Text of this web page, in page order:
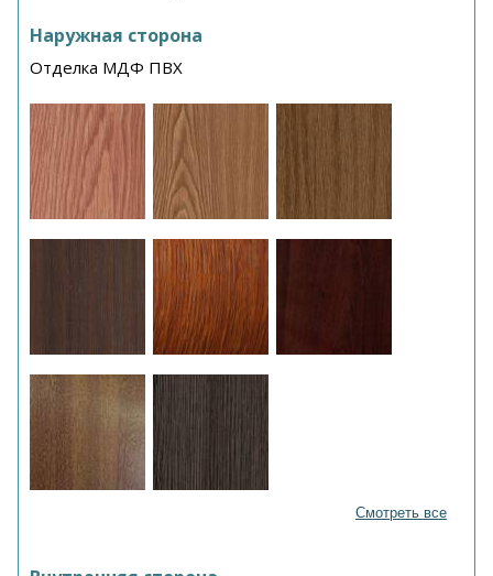
Наружная сторона
Отделка МДФ ПВХ
Смотреть все